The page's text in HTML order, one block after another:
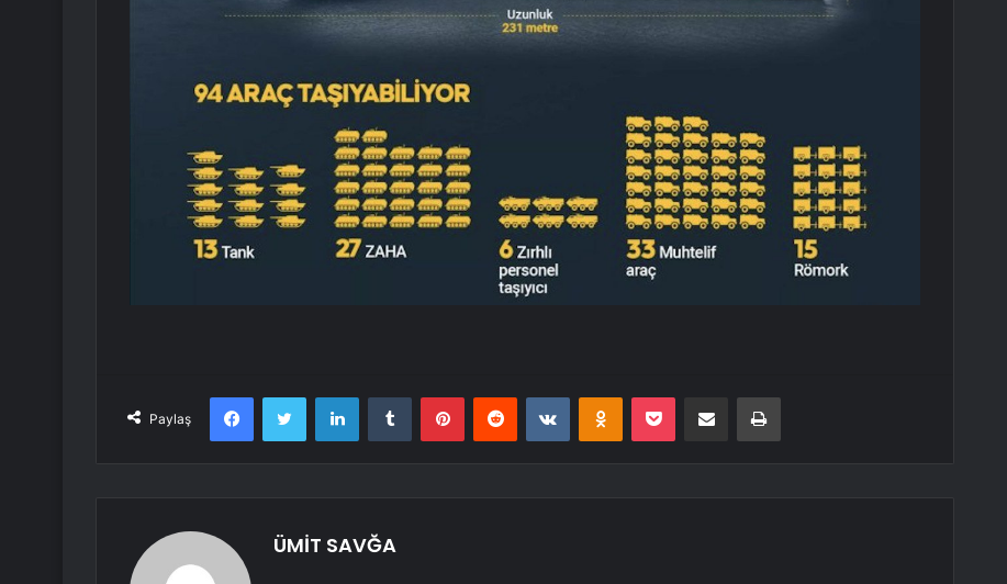
Paylaş
FacebookTwitter LinkedInTumblr PinterestReddit VKontakteOdnoklassniki
Pocket E-Posta ile paylaş Yazdır
ÜMİT SAVĞA